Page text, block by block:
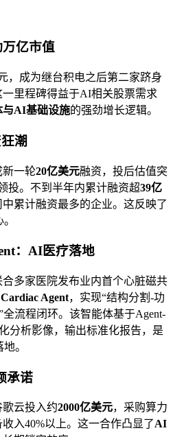
亿市值
，成为继台积电之后第二家跻身
里程碑得益于AI相关股票需求
与AI基础设施的强劲增长逻辑。
潮
新一轮20亿美元融资，投后估值突
投。不到半年内累计融资超39亿
累计融资最多的企业。这反映了
：AI医疗落地
多家医院发布业内首个心脏磁共
Agent，实现“结构分割-功
流程闭环。该智能体基于Agent-
分析影像，输出标准化报告，是
。
承诺
云投入约2000亿美元，采购算力
入40%以上。这一合作凸显了AI